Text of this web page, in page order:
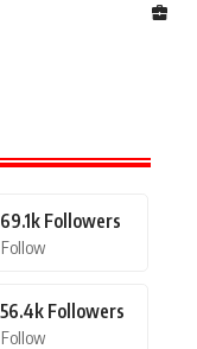
69.1k Followers
Follow
56.4k Followers
Follow